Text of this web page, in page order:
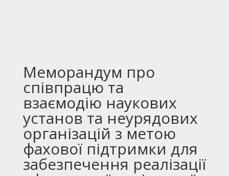
Меморандум про
співпрацю та
взаємодію наукових
установ та неурядових
організацій з метою
фахової підтримки для
забезпечення реалізації